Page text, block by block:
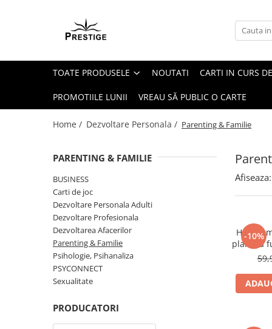
Toate Produsele
Pachete Speciale Carti
Spiritualitate - Ezoterism
AngelConnection
Chiromantie
Dezvoltare Spirituala
KidConnection
Minte Corp
New Illuminati Files
Numerologie
TOATE PRODUSELE NOUTATI CARTI IN CURS
PROMOTIILE LUNII VREAU SĂ PUBLIC O CARTE
Home / Dezvoltare Personala / Parenting & Familie
PARENTING & FAMILIE
BUSINESS
Carti de joc
Dezvoltare Personala Adulti
Dezvoltare Profesionala
Dezvoltarea Afacerilor
Parenting & Familie
Psihologie, Psihanaliza
PSYCONNECT
Sexualitate
PRODUCATORI
Afiseaza:
-10%
Harta
plans la